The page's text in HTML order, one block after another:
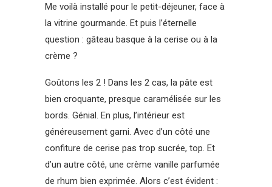
Me voilà installé pour le petit-déjeuner, face à
la vitrine gourmande. Et puis l’éternelle
question : gâteau basque à la cerise ou à la
crème ?
Goûtons les 2 ! Dans les 2 cas, la pâte est
bien croquante, presque caramélisée sur les
bords. Génial. En plus, l’intérieur est
généreusement garni. Avec d’un côté une
confiture de cerise pas trop sucrée, top. Et
d’un autre côté, une crème vanille parfumée
de rhum bien exprimée. Alors c’est évident :